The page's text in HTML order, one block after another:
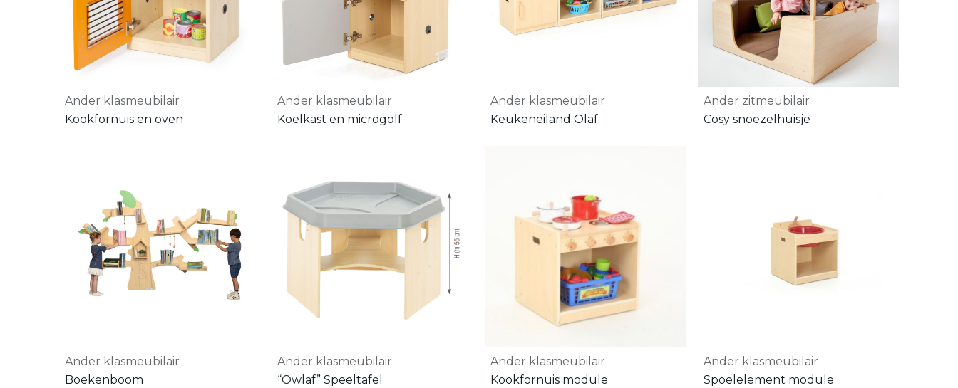
Ander klasmeubilair
Kookfornuis en oven
Ander klasmeubilair
Koelkast en microgolf
Ander klasmeubilair
Keukeneiland Olaf
Ander zitmeubilair
Cosy snoezelhuisje
Ander klasmeubilair
Boekenboom
Ander klasmeubilair
“Owlaf” Speeltafel
Ander klasmeubilair
Kookfornuis module
Ander klasmeubilair
Spoelelement module